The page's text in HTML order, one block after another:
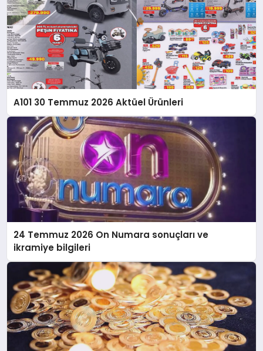
A101 30 Temmuz 2026 Aktüel Ürünleri
24 Temmuz 2026 On Numara sonuçları ve
ikramiye bilgileri